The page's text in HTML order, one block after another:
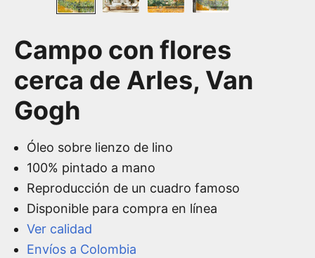
Campo con flores
cerca de Arles, Van
Gogh
Óleo sobre lienzo de lino
100% pintado a mano
Reproducción de un cuadro famoso
Disponible para compra en línea
Ver calidad
Envíos a Colombia